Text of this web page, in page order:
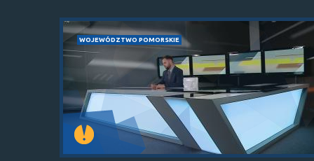
WOJEWÓDZTWO POMORSKIE